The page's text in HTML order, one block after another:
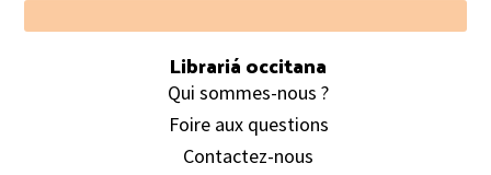
Footer
Librariá occitana
Qui sommes-nous ?
Foire aux questions
Contactez-nous